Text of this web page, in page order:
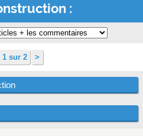
:
1 sur 2 >